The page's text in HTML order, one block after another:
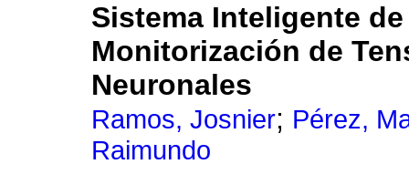
Sistema Inteligente
Monitorización de
Neuronales
Ramos, Josnier; Pérez,
Raimundo